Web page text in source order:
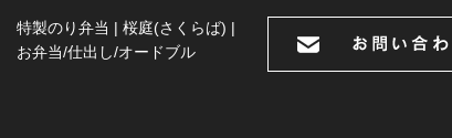
特製のり弁当 | 桜庭(さくらば) |
お弁当/仕出し/オードブル